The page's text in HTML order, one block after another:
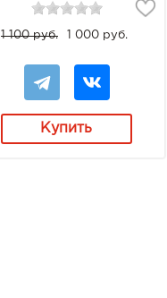
1 100 руб. 1 000 руб.
Купить